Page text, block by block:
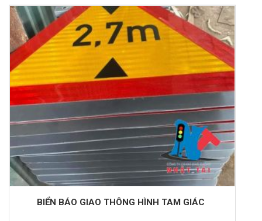
BIỂN BÁO GIAO THÔNG HÌNH TAM GIÁC